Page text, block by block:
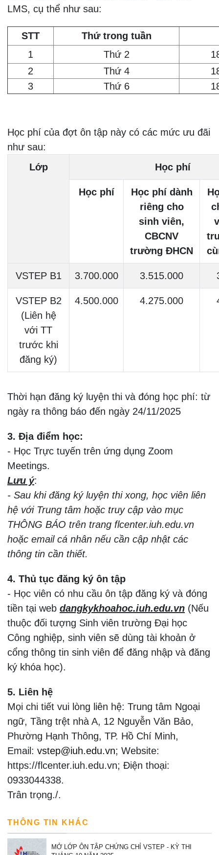
LMS, cụ thể như sau:
STT
Thứ trong tuần
1
Thứ 2
2
Thứ 4
3
Thứ 6
Học phí của đợt ôn tập này có các mức ưu đãi
như sau:
Lớp
Học phí
Học phí
Học phí dành
riêng cho
sinh viên,
CBCNV
trường ĐHCN
VSTEP B1 3.700.000 3.515.000
VSTEP B2
(Liên hệ
với TT
trước khi
đăng ký)
4.500.000 4.275.000
Thời hạn đăng ký luyện thi và đóng học phí: từ
ngày ra thông báo đến ngày 24/11/2025
3. Địa điểm học:
- Học Trực tuyến trên ứng dụng Zoom
Meetings.
Lưu ý:
- Sau khi đăng ký luyện thi xong, học viên liên
hệ với Trung tâm hoặc truy cập vào mục
THÔNG BÁO trên trang flcenter.iuh.edu.vn
hoặc email cá nhân nếu cần cập nhật các
thông tin cần thiết.
4. Thủ tục đăng ký ôn tập
- Học viên có nhu cầu ôn tập đăng ký và đóng
tiền tại web dangkykhoahoc.iuh.edu.vn (Nếu
thuộc đối tượng Sinh viên trường Đại học
Công nghiệp, sinh viên sẽ dùng tài khoản ở
cổng thông tin sinh viên để đăng nhập và đăng
ký khóa học).
5. Liên hệ
Mọi chi tiết vui lòng liên hệ: Trung tâm Ngoại
ngữ, Tầng trệt nhà A, 12 Nguyễn Văn Bảo,
Phường Hạnh Thông, TP. Hồ Chí Minh,
Email: vstep@iuh.edu.vn; Website:
https://flcenter.iuh.edu.vn; Điện thoại:
0933044338.
Trân trọng./.
THÔNG TIN KHÁC
MỞ LỚP ÔN TẬP CHỨNG CHỈ VSTEP - KỲ THI